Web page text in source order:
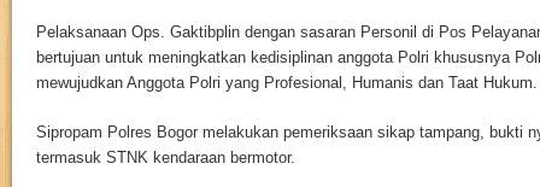
Pelaksanaan Ops. Gaktibplin dengan sasaran Personil di Pos
bertujuan untuk meningkatkan kedisiplinan anggota Polri khususnya
mewujudkan Anggota Polri yang Profesional, Humanis dan Taat Hukum.
Sipropam Polres Bogor melakukan pemeriksaan sikap tampang, bukti
termasuk STNK kendaraan bermotor.